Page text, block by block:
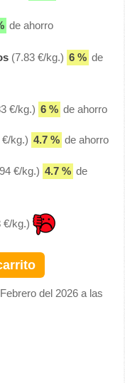
de ahorro
(7.83 €/kg.) 6 % de
€/kg.) 6 % de ahorro
€/kg.) 4.7 % de ahorro
€/kg.) 4.7 % de
€/kg.)
del 2026 a las